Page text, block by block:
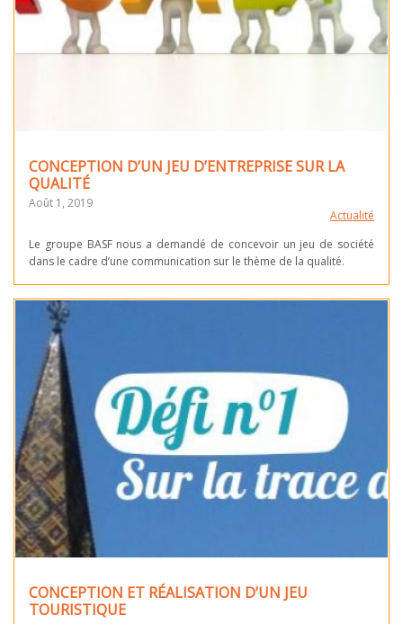
CONCEPTION D’UN JEU D’ENTREPRISE SUR LA
QUALITÉ
Août 1, 2019
Actualité
Le groupe BASF nous a demandé de concevoir un jeu de société
dans le cadre d’une communication sur le thème de la qualité.
CONCEPTION ET RÉALISATION D’UN JEU
TOURISTIQUE